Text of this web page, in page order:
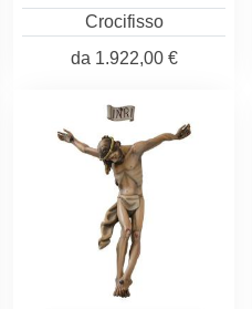
Crocifisso
da 1.922,00 €